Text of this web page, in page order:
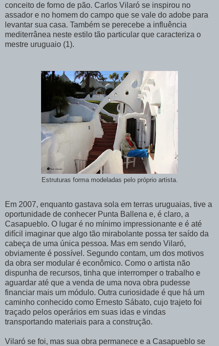
conceito de forno de pão. Carlos Vilaró se inspirou no
assador e no homem do campo que se vale do adobe para
levantar sua casa. Também se perecebe a influência
mediterrânea neste estilo tão particular que caracteriza o
mestre uruguaio (1).
Estruturas forma modeladas pelo próprio artista.
Em 2007, enquanto gastava sola em terras uruguaias, tive a
oportunidade de conhecer Punta Ballena e, é claro, a
Casapueblo. O lugar é no mínimo impressionante e é até
difícil imaginar que algo tão mirabolante possa ter saído da
cabeça de uma única pessoa. Mas em sendo Vilaró,
obviamente é possível. Segundo contam, um dos motivos
da obra ser modular é econômico. Como o artista não
dispunha de recursos, tinha que interromper o trabalho e
aguardar até que a venda de uma nova obra pudesse
financiar mais um módulo. Outra curiosidade é que há um
caminho conhecido como Ernesto Sábato, cujo trajeto foi
traçado pelos operários em suas idas e vindas
transportando materiais para a construção.
Vilaró se foi, mas sua obra permanece e a Casapueblo se